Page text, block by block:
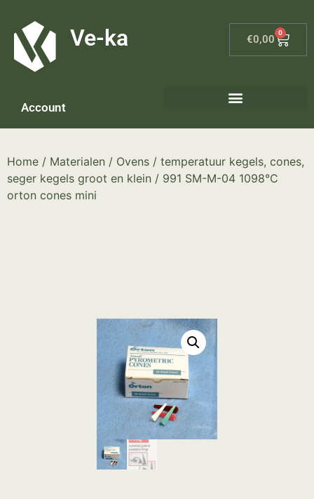
Ve-ka €0,00
0
Account
Home / Materialen / Ovens / temperatuur kegels, cones,
seger kegels groot en klein / 991 SM-M-04 1098°C
orton cones mini